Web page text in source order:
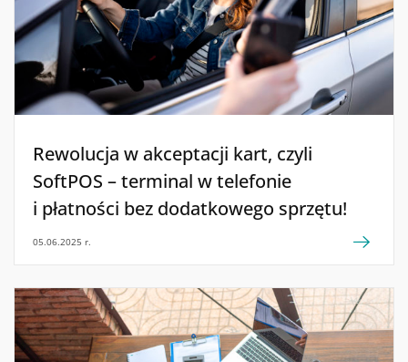
Rewolucja w akceptacji kart, czyli
SoftPOS – terminal w telefonie
i płatności bez dodatkowego sprzętu!
05.06.2025 r.